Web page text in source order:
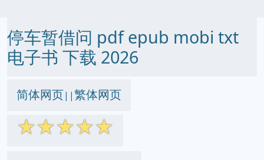
停车暂借问 pdf epub mobi txt
电子书 下载 2026
简体网页||繁体网页
☆☆☆☆☆